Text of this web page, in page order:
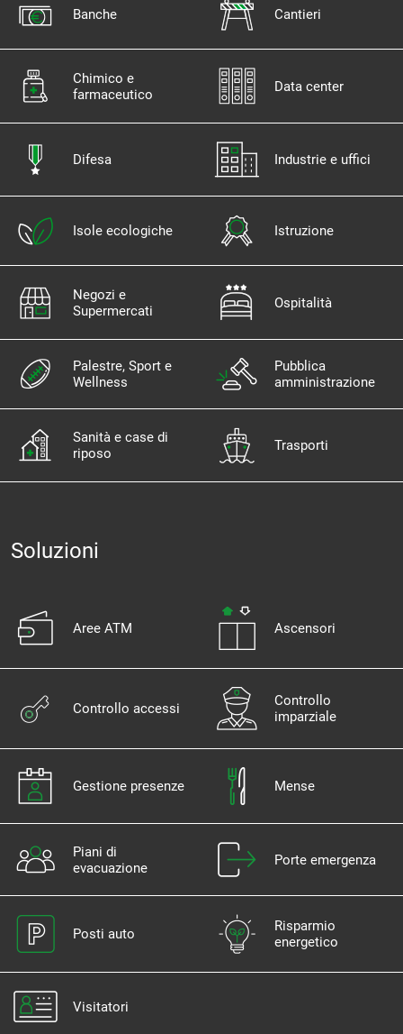
Banche Cantieri
Chimico e
farmaceutico
Data center
Difesa Industrie e uffici
Isole ecologiche Istruzione
Negozi e
Supermercati
Ospitalità
Palestre, Sport e
Wellness
Pubblica
amministrazione
Sanità e case di
riposo
Trasporti
Soluzioni
Aree ATM Ascensori
Controllo accessi
Controllo
imparziale
Gestione presenze Mense
Piani di
evacuazione
Porte emergenza
Posti auto
Risparmio
energetico
Visitatori